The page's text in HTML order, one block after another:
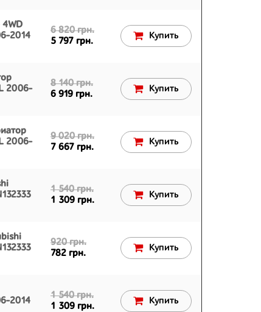
2014
6 820 грн.
5 797 грн.
Купить
2006-
8 140 грн.
6 919 грн.
Купить
2006-
9 020 грн.
7 667 грн.
Купить
1 540 грн.
1 309 грн.
Купить
920 грн.
782 грн.
Купить
2014
1 540 грн.
1 309 грн.
Купить